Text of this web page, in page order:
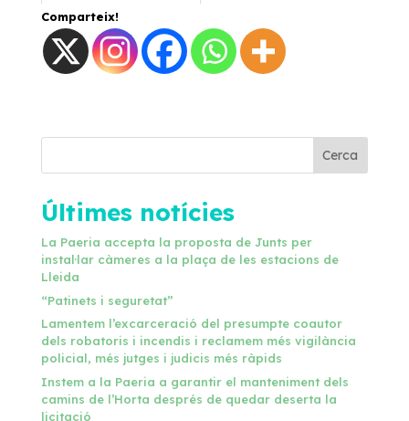
Notícies
Comparteix!
Cerca
Últimes notícies
La Paeria accepta la proposta de Junts per
instal·lar càmeres a la plaça de les estacions de
Lleida
“Patinets i seguretat”
Lamentem l’excarceració del presumpte coautor
dels robatoris i incendis i reclamem més vigilància
policial, més jutges i judicis més ràpids
Instem a la Paeria a garantir el manteniment dels
camins de l’Horta després de quedar deserta la
licitació